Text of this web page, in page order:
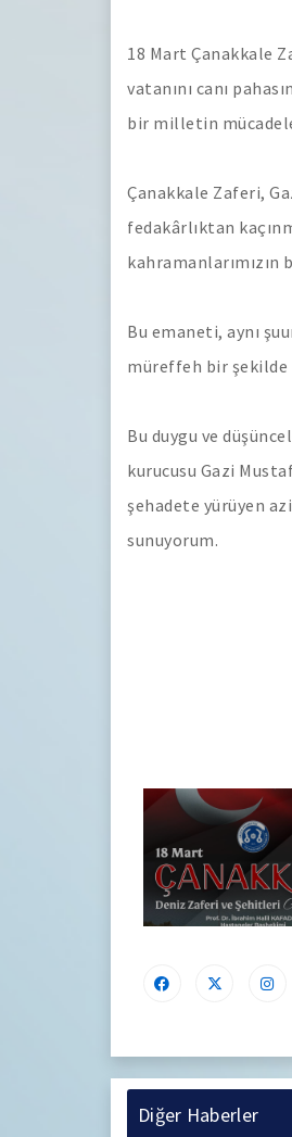
18 Mart Çanakkale
vatanını canı
bir milletin
Çanakkale Zaferi,
fedakârlıktan
kahramanlarımızın
Bu emaneti, aynı
müreffeh bir şekilde
Bu duygu ve
kurucusu Gazi
şehadete yürüyen
sunuyorum.
Diğer Haberler